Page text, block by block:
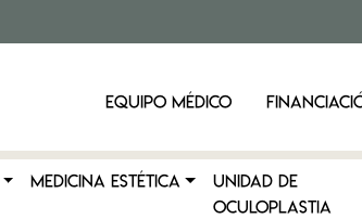
EQUIPO MÉDICO
MEDICINA ESTÉTICA
Unidad de
Oculoplastia